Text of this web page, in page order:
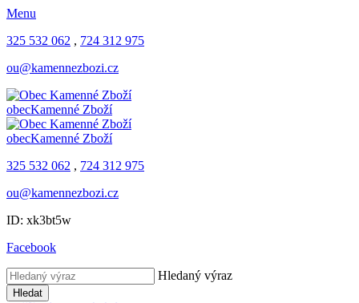
Menu
325 532 062 , 724 312 975
ou@kamennezbozi.cz
obecKamenné Zboží
obecKamenné Zboží
325 532 062 , 724 312 975
ou@kamennezbozi.cz
ID: xk3bt5w
Facebook
Hledaný výraz
Hledat